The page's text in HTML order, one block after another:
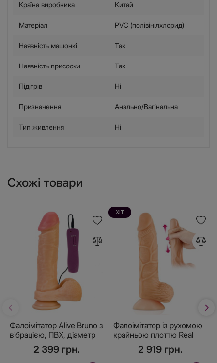
Країна виробника Китай
Матеріал PVC (полівінілхлорид)
Наявність машонкі Так
Наявність присоски Так
Підігрів Ні
Призначення Анально/Вагінальна
Тип живлення Ні
Схожі товари
Фалоімітатор Alive Bruno з
вібрацією, ПВХ, діаметр
2 399 грн.
ХІТ
Фалоімітатор із рухомою
крайньою плоттю Real
Body — Real Brad, діаметр
4,5 см, TPE2 919 грн.